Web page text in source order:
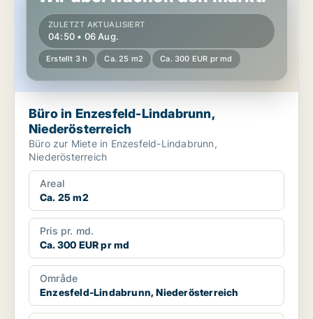
ZULETZT AKTUALISIERT
04:50 • 06 Aug.
Erstellt 3 h Ca. 25 m2 Ca. 300 EUR pr md
Büro in Enzesfeld-Lindabrunn,
Niederösterreich
Büro zur Miete in Enzesfeld-Lindabrunn,
Niederösterreich
Areal
Ca. 25 m2
Pris pr. md.
Ca. 300 EUR pr md
Område
Enzesfeld-Lindabrunn, Niederösterreich